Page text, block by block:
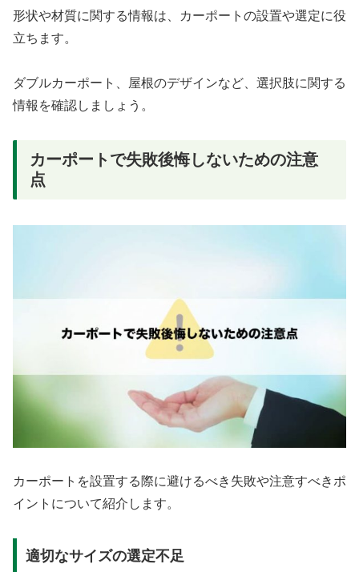
形状や材質に関する情報は、カーポートの設置や選定に役
立ちます。
ダブルカーポート、屋根のデザインなど、選択肢に関する
情報を確認しましょう。
カーポートで失敗後悔しないための注意
点
カーポートを設置する際に避けるべき失敗や注意すべきポ
イントについて紹介します。
適切なサイズの選定不足